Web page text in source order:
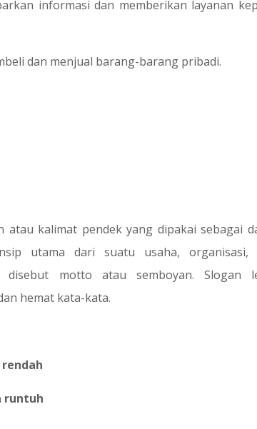
informasi dan memberikan layanan
dan menjual barang-barang pribadi.
atau kalimat pendek yang dipakai sebagai
utama dari suatu usaha, organisasi,
disebut motto atau semboyan. Slogan
hemat kata-kata.
runtuh